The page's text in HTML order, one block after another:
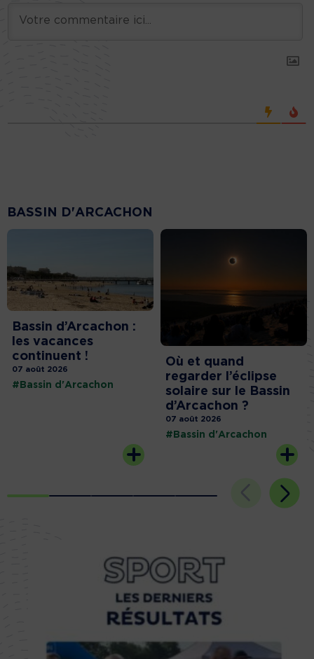
BASSIN D'ARCACHON
Bassin d’Arcachon :
les vacances
continuent !
07 août 2026
#Bassin d'Arcachon
Où et quand
regarder l’éclipse
solaire sur le Bassin
d’Arcachon ?
07 août 2026
#Bassin d'Arcachon